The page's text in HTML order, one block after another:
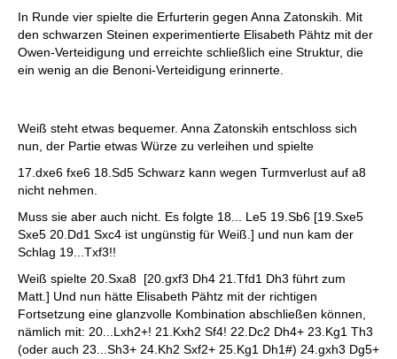
In Runde vier spielte die Erfurterin gegen Anna Zatonskih. Mit
den schwarzen Steinen experimentierte Elisabeth Pähtz mit der
Owen-Verteidigung und erreichte schließlich eine Struktur, die
ein wenig an die Benoni-Verteidigung erinnerte.
Weiß steht etwas bequemer. Anna Zatonskih entschloss sich
nun, der Partie etwas Würze zu verleihen und spielte
17.dxe6 fxe6 18.Sd5 Schwarz kann wegen Turmverlust auf a8
nicht nehmen.
Muss sie aber auch nicht. Es folgte 18... Le5 19.Sb6 [19.Sxe5
Sxe5 20.Dd1 Sxc4 ist ungünstig für Weiß.] und nun kam der
Schlag 19...Txf3!!
Weiß spielte 20.Sxa8 [20.gxf3 Dh4 21.Tfd1 Dh3 führt zum
Matt.] Und nun hätte Elisabeth Pähtz mit der richtigen
Fortsetzung eine glanzvolle Kombination abschließen können,
nämlich mit: 20...Lxh2+! 21.Kxh2 Sf4! 22.Dc2 Dh4+ 23.Kg1 Th3
(oder auch 23...Sh3+ 24.Kh2 Sxf2+ 25.Kg1 Dh1#) 24.gxh3 Dg5+